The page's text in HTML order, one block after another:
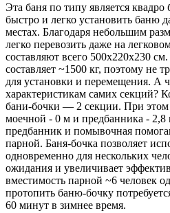
Эта баня по типу является квадро
быстро и легко установить баню
местах. Благодаря небольшим
легко перевозить даже на
составляют всего 500х220х230
составляет ~1500 кг, поэтому не
для установки и перемещения. А
характеристикам самих секций?
бани-бочки — 2 секции. При
моечной - 0 м и предбанника - 2,8
предбанник и помывочная
парной. Баня-бочка позволяет
одновременно для нескольких
ожидания и увеличивает
вместимость парной ~6 человек
протопить баню-бочку
60 минут в зимнее время.